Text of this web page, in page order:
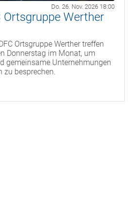
Do. 26. Nov. 2026 18:00
Ortsgruppe Werther
Ortsgruppe Werther treffen
Donnerstag im Monat, um
gemeinsame Unternehmungen
zu besprechen.